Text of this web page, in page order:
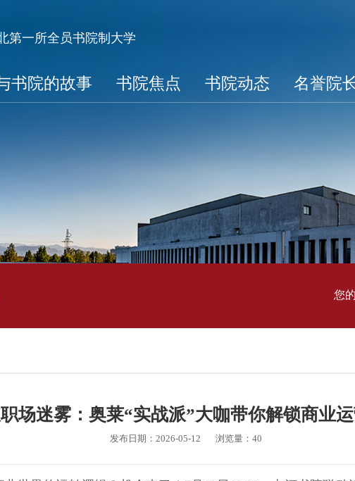
第一所全员书院制大学
书院的故事 书院焦点 书院动态 名誉院
您
场迷雾：奥莱“实战派”大咖带你解锁商业
发布日期：2026-05-12 浏览量： 40